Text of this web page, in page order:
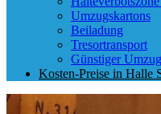
Umzugskartons
Beiladung
Tresortransport
Günstiger
Kosten-Preise in Halle